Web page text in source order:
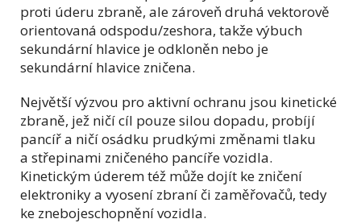
proti úderu zbraně, ale zároveň druhá vektorově
orientovaná odspodu/zeshora, takže výbuch
sekundární hlavice je odkloněn nebo je
sekundární hlavice zničena.
Největší výzvou pro aktivní ochranu jsou kinetické
zbraně, jež ničí cíl pouze silou dopadu, probíjí
pancíř a ničí osádku prudkými změnami tlaku
a střepinami zničeného pancíře vozidla.
Kinetickým úderem též může dojít ke zničení
elektroniky a vyosení zbraní či zaměřovačů, tedy
ke znebojeschopnění vozidla.